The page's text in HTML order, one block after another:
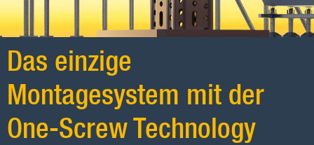
Das einzige
Montagesystem mit der
One-Screw Technology